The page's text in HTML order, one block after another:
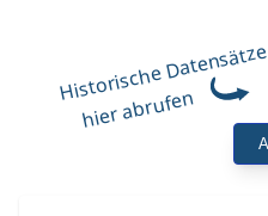
Historische Datensätze
hier abrufen